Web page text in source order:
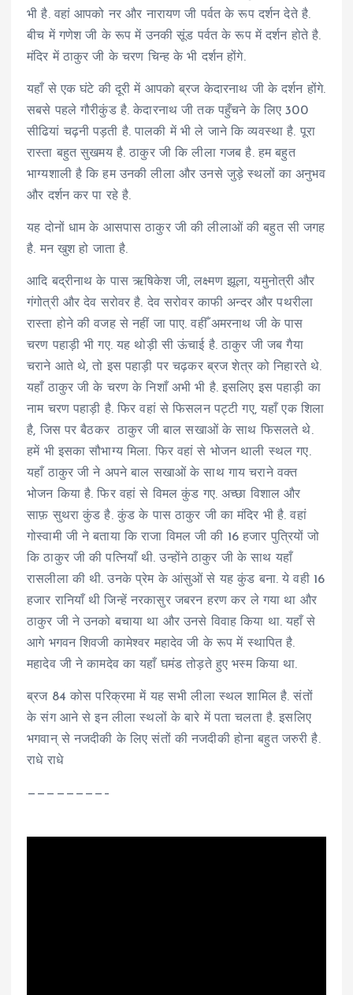
भी है. वहां आपको नर और नारायण जी पर्वत के रूप दर्शन देते है.
बीच में गणेश जी के रूप में उनकी सूंड पर्वत के रूप में दर्शन होते है.
मंदिर में ठाकुर जी के चरण चिन्ह के भी दर्शन होंगे.
यहाँ से एक घंटे की दूरी में आपको ब्रज केदारनाथ जी के दर्शन होंगे.
सबसे पहले गौरीकुंड है. केदारनाथ जी तक पहुँचने के लिए 300
सीढियां चढ़नी पड़ती है. पालकी में भी ले जाने कि व्यवस्था है. पूरा
रास्ता बहुत सुखमय है. ठाकुर जी कि लीला गजब है. हम बहुत
भाग्यशाली है कि हम उनकी लीला और उनसे जुड़े स्थलों का अनुभव
और दर्शन कर पा रहे है.
यह दोनों धाम के आसपास ठाकुर जी की लीलाओं की बहुत सी जगह
है. मन खुश हो जाता है.
आदि बद्रीनाथ के पास ऋषिकेश जी, लक्ष्मण झूला, यमुनोत्री और
गंगोत्री और देव सरोवर है. देव सरोवर काफी अन्दर और पथरीला
रास्ता होने की वजह से नहीं जा पाए. वहीँ अमरनाथ जी के पास
चरण पहाड़ी भी गए. यह थोड़ी सी ऊंचाई है. ठाकुर जी जब गैया
चराने आते थे, तो इस पहाड़ी पर चढ़कर ब्रज शेत्र को निहारते थे.
यहाँ ठाकुर जी के चरण के निशाँ अभी भी है. इसलिए इस पहाड़ी का
नाम चरण पहाड़ी है. फिर वहां से फिसलन पट्टी गए, यहाँ एक शिला
है, जिस पर बैठकर ठाकुर जी बाल सखाओं के साथ फिसलते थे.
हमें भी इसका सौभाग्य मिला. फिर वहां से भोजन थाली स्थल गए.
यहाँ ठाकुर जी ने अपने बाल सखाओं के साथ गाय चराने वक्त
भोजन किया है. फिर वहां से विमल कुंड गए. अच्छा विशाल और
साफ़ सुथरा कुंड है. कुंड के पास ठाकुर जी का मंदिर भी है. वहां
गोस्वामी जी ने बताया कि राजा विमल जी की 16 हजार पुत्रियों जो
कि ठाकुर जी की पत्नियाँ थी. उन्होंने ठाकुर जी के साथ यहाँ
रासलीला की थी. उनके प्रेम के आंसुओं से यह कुंड बना. ये वही 16
हजार रानियाँ थी जिन्हें नरकासुर जबरन हरण कर ले गया था और
ठाकुर जी ने उनको बचाया था और उनसे विवाह किया था. यहाँ से
आगे भगवन शिवजी कामेश्वर महादेव जी के रूप में स्थापित है.
महादेव जी ने कामदेव का यहाँ घमंड तोड़ते हुए भस्म किया था.
ब्रज 84 कोस परिक्रमा में यह सभी लीला स्थल शामिल है. संतों
के संग आने से इन लीला स्थलों के बारे में पता चलता है. इसलिए
भगवान् से नजदीकी के लिए संतों की नजदीकी होना बहुत जरुरी है.
राधे राधे
————————–